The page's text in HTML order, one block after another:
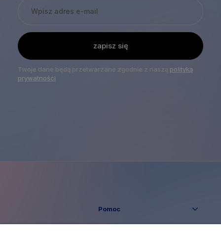
zapisz się
Twoje dane będą przetwarzane zgodnie z naszą polityką
prywatności
Pomoc